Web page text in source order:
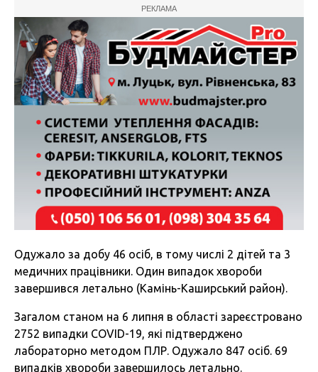
РЕКЛАМА
Одужало за добу 46 осіб, в тому числі 2 дітей та 3
медичних працівники. Один випадок хвороби
завершився летально (Камінь-Каширський район).
Загалом станом на 6 липня в області зареєстровано
2752 випадки COVID-19, які підтверджено
лабораторно методом ПЛР. Одужало 847 осіб. 69
випадків хвороби завершилось летально.